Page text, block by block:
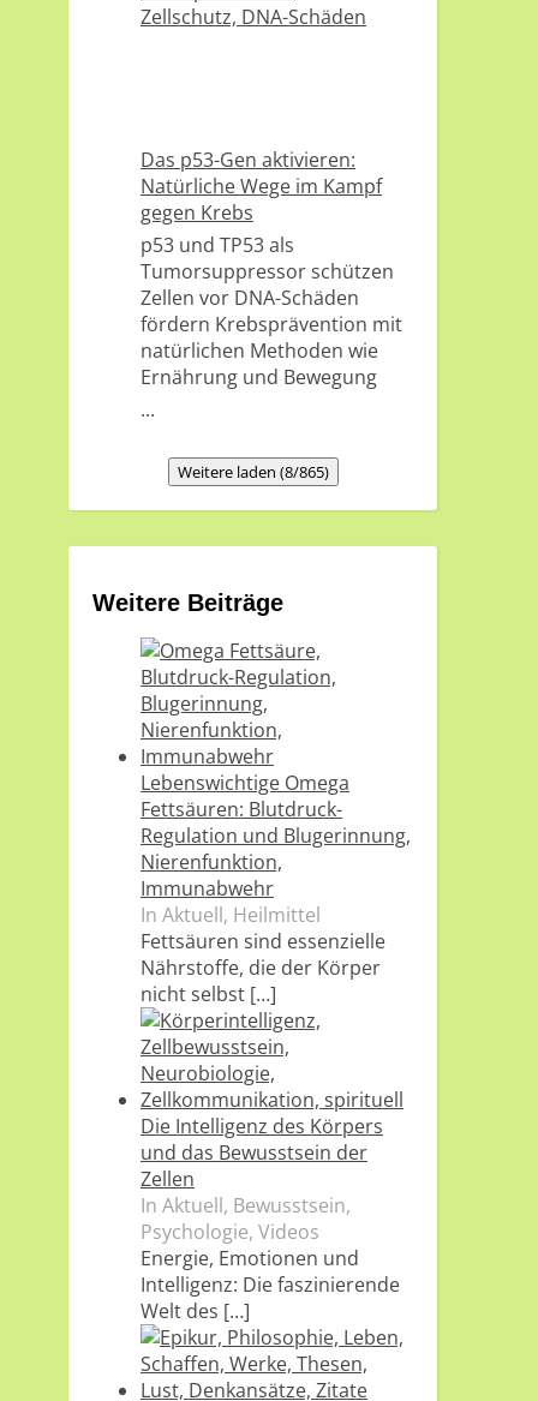
Das p53-Gen aktivieren:
Natürliche Wege im Kampf
gegen Krebs
p53 und TP53 als
Tumorsuppressor schützen
Zellen vor DNA-Schäden
fördern Krebsprävention mit
natürlichen Methoden wie
Ernährung und Bewegung
...
Weitere laden (8/865)
Weitere Beiträge
Lebenswichtige Omega
Fettsäuren: Blutdruck-
Regulation und Blugerinnung,
Nierenfunktion,
Immunabwehr
In Aktuell, Heilmittel
Fettsäuren sind essenzielle
Nährstoffe, die der Körper
nicht selbst […]
Die Intelligenz des Körpers
und das Bewusstsein der
Zellen
In Aktuell, Bewusstsein,
Psychologie, Videos
Energie, Emotionen und
Intelligenz: Die faszinierende
Welt des […]